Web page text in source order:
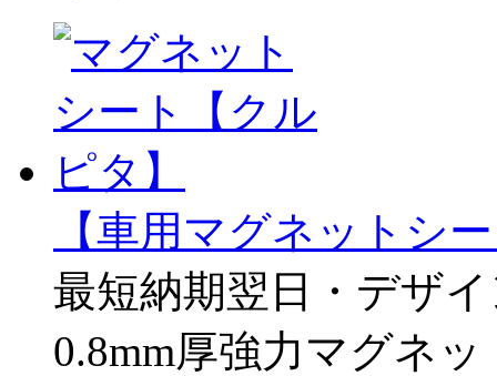
【車用マグネットシ
最短納期翌日・デザ
0.8mm厚強力マグネッ